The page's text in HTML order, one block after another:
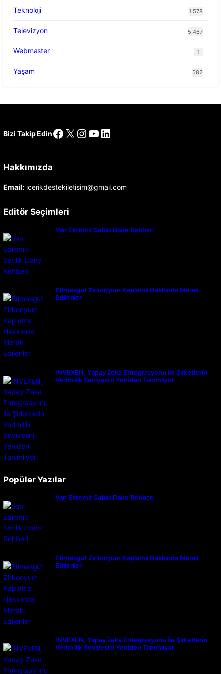
Teknoloji 1.578
Televizyon 5.467
Webmaster 1
Yaşam 582
Bizi Takip EdinFacebook
X Instagram
YouTube
LinkedIn
Hakkımızda
Email:icerikdestekiletisim@gmail.com
Editör Seçimleri
Van Edremit Satılık Daire Rehberi
Etimesgut Zirkonyum Kaplama Hakkında Merak
Edilenler
INVEXEN, Yapay Zeka Entegrasyonu ile Şirketlerin
Verimlilik Seviyesini Yeniden Tanımlıyor
Popüler Yazılar
Van Edremit Satılık Daire Rehberi
Etimesgut Zirkonyum Kaplama Hakkında Merak
Edilenler
INVEXEN, Yapay Zeka Entegrasyonu ile Şirketlerin
Verimlilik Seviyesini Yeniden Tanımlıyor